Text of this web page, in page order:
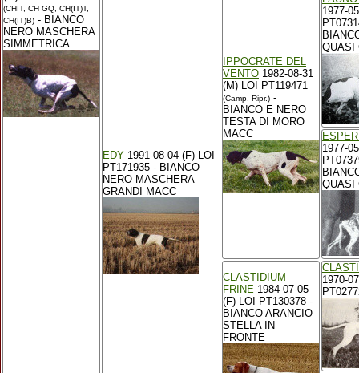
(CHIT, CH GQ, CH(IT)T,
CH(IT)B) - BIANCO
NERO MASCHERA
SIMMETRICA
EDY 1991-08-04 (F) LOI
PT171935 - BIANCO
NERO MASCHERA
GRANDI MACC
IPPOCRATE DEL
VENTO 1982-08-31
(M) LOI PT119471
(Camp. Ripr.) -
BIANCO E NERO
TESTA DI MORO
MACC
1977-
QUASI
1977-
QUASI
CLASTIDIUM
FRINE 1984-07-05
(F) LOI PT130378 -
BIANCO ARANCIO
STELLA IN
FRONTE
1970-